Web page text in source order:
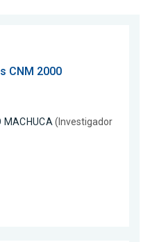
CNM 2000
MACHUCA(Investigador